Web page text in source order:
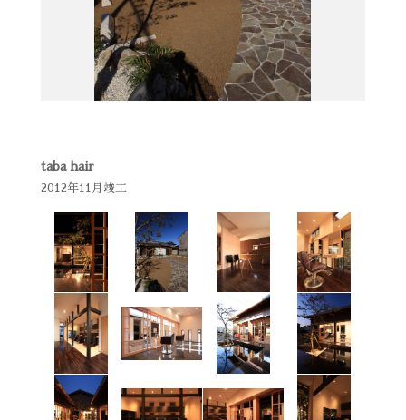
taba hair
2012年11月竣工